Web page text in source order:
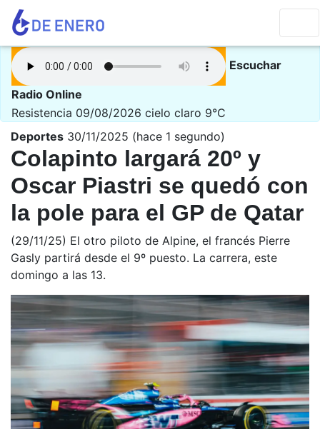
Escuchar
Radio Online
Resistencia 09/08/2026 cielo claro 9°C
Deportes 30/11/2025 (hace 1 segundo)
Colapinto largará 20º y
Oscar Piastri se quedó con
la pole para el GP de Qatar
(29/11/25) El otro piloto de Alpine, el francés Pierre
Gasly partirá desde el 9º puesto. La carrera, este
domingo a las 13.